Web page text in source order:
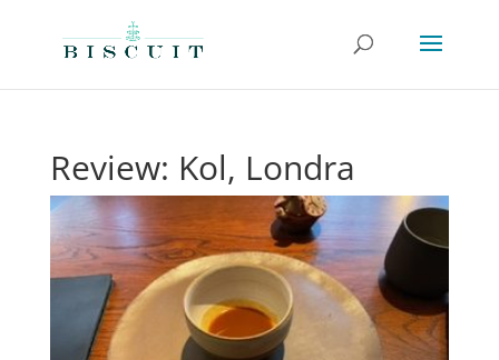
Review: Kol, Londra